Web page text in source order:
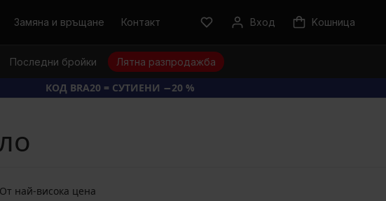
Замяна и връщане Контакт Вход Kошница
Последни бройки Лятна разпродажба
КОД BRA20 = СУТИЕНИ −20 %
От най-висока цена